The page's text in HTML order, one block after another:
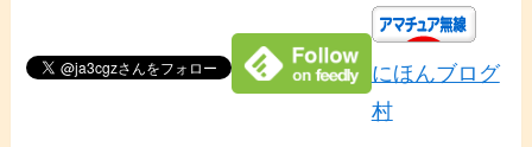
にほんブログ
村